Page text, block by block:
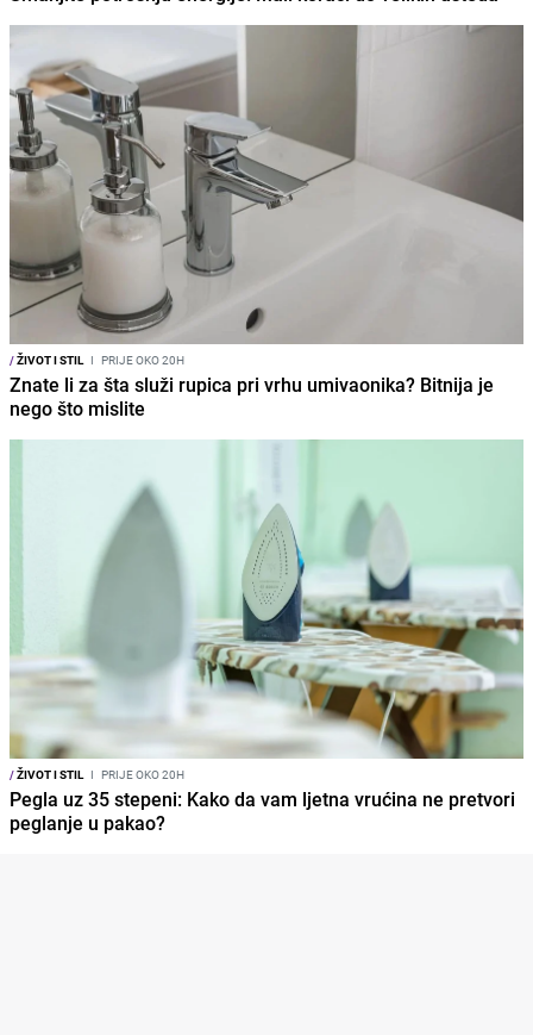
/ŽIVOT I STIL I PRIJE OKO 20H
Znate li za šta služi rupica pri vrhu umivaonika? Bitnija je
nego što mislite
/ŽIVOT I STIL I PRIJE OKO 20H
Pegla uz 35 stepeni: Kako da vam ljetna vrućina ne pretvori
peglanje u pakao?